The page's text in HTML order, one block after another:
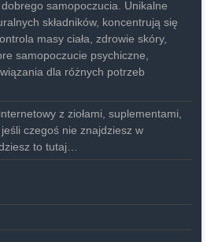
samopoczucia. Unikalne
składników, koncentrują się
masy ciała, zdrowie skóry,
samopoczucie psychiczne,
dla różnych potrzeb
z ziołami, suplementami,
czegoś nie znajdziesz w
to tutaj…